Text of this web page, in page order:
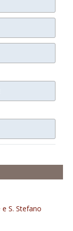
S. Stefano